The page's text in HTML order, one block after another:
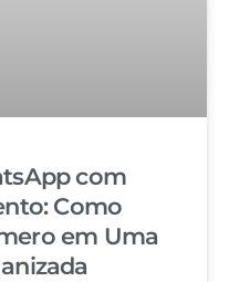
com
Como
em Uma